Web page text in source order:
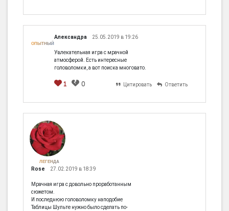
ОПЫТНЫЙ
Александра 25.05.2019 в 19:26
Увлекательная игра с мрачной
атмосферой. Есть интересные
головоломки, а вот поиска многовато.
1 0 Цитировать Ответить
ЛЕГЕНДА
Rose 27.02.2019 в 18:39
Мрачная игра с довольно проработанным
сюжетом.
И последнюю головоломку наподобие
Таблицы Шульте нужно было сделать по-